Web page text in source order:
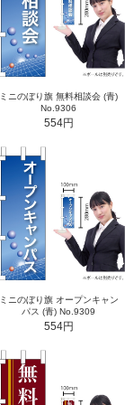
ミニのぼり旗 無料相談会 (青)
No.9306
554円
ミニのぼり旗 オープンキャン
パス (青) No.9309
554円